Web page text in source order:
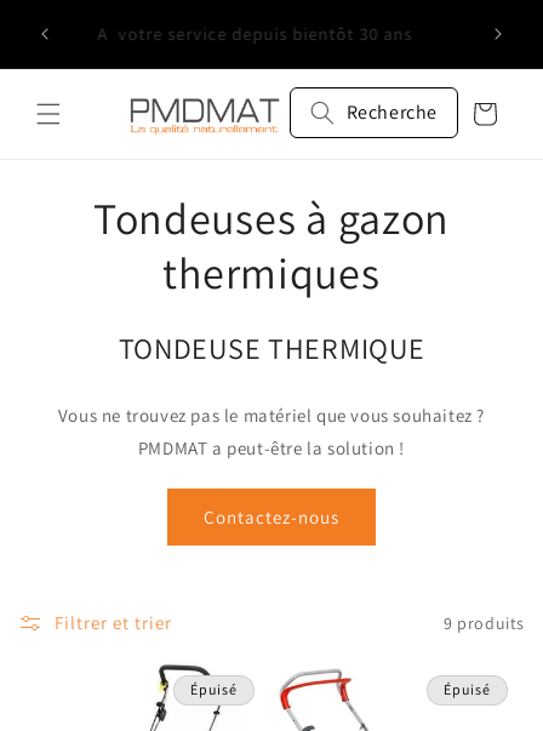
passer
contenu
Trois agences pour vous servir
Recherche Panier
C
e
Tondeuses à gazon
thermiques
TONDEUSE THERMIQUE
Vous ne trouvez pas le matériel que vous souhaitez ?
PMDMAT a peut-être la solution !
Contactez-nous
Filtrer et trier 9 produits
Épuisé Épuisé